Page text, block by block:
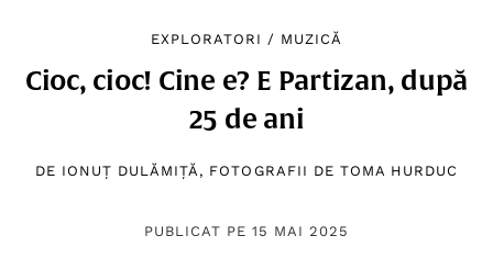
EXPLORATORI / MUZICĂ
Cioc, cioc! Cine e? E Partizan, după
25 de ani
DE IONUȚ DULĂMIȚĂ , FOTOGRAFII DE TOMA HURDUC
PUBLICAT PE 15 MAI 2025